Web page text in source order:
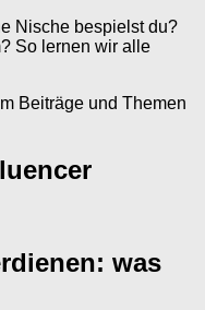
Nische bespielst du?
So lernen wir alle
Beiträge und Themen
was